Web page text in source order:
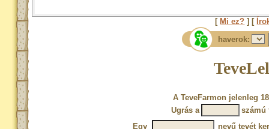
[ Mi ez? ] [
haverok:
A TeveFarmon jelenleg
Ugrás a
számú
Egy
nevű tevét